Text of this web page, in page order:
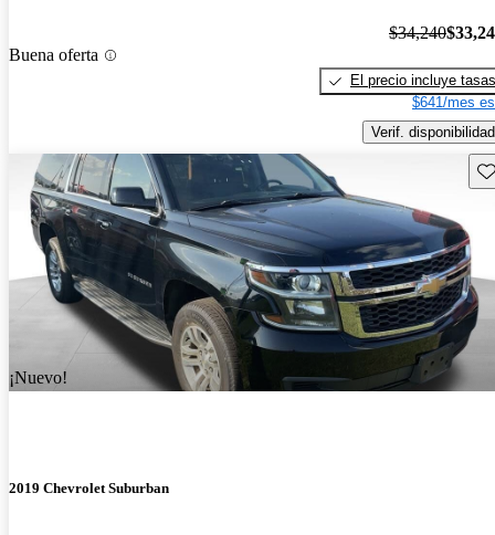
Buena oferta
$34,240
El precio incluye tasas
$641/mes
Verif. disponibilidad
¡Nuevo!
2019 Chevrolet Suburban